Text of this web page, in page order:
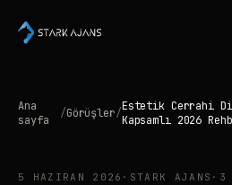
Ana
sayfa
/Görüşler/Estetik Cerrahi
Kapsamlı 2026
5 HAZIRAN 2026 · STARK AJANS · 3